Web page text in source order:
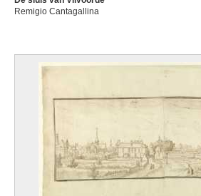
Remigio Cantagallina